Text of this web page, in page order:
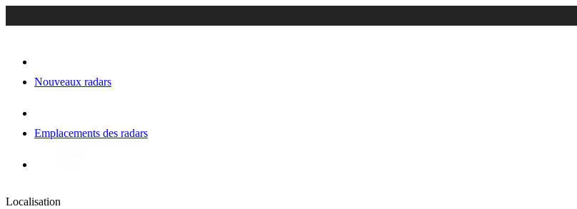
Nouveaux radars
Emplacements des radars
Localisation